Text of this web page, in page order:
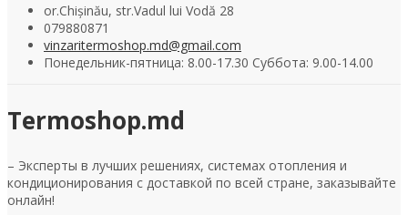
or.Chișinău, str.Vadul lui Vodă 28
079880871
vinzaritermoshop.md@gmail.com
Понедельник-пятница: 8.00-17.30 Суббота: 9.00-14.00
Termoshop.md
– Эксперты в лучших решениях, системах отопления и
кондиционирования с доставкой по всей стране, заказывайте
онлайн!